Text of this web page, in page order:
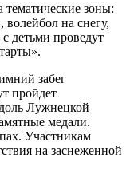
тематические зоны:
волейбол на снегу,
детьми проведут
забег
пройдет
Лужнецкой
медали.
Участникам
на заснеженной